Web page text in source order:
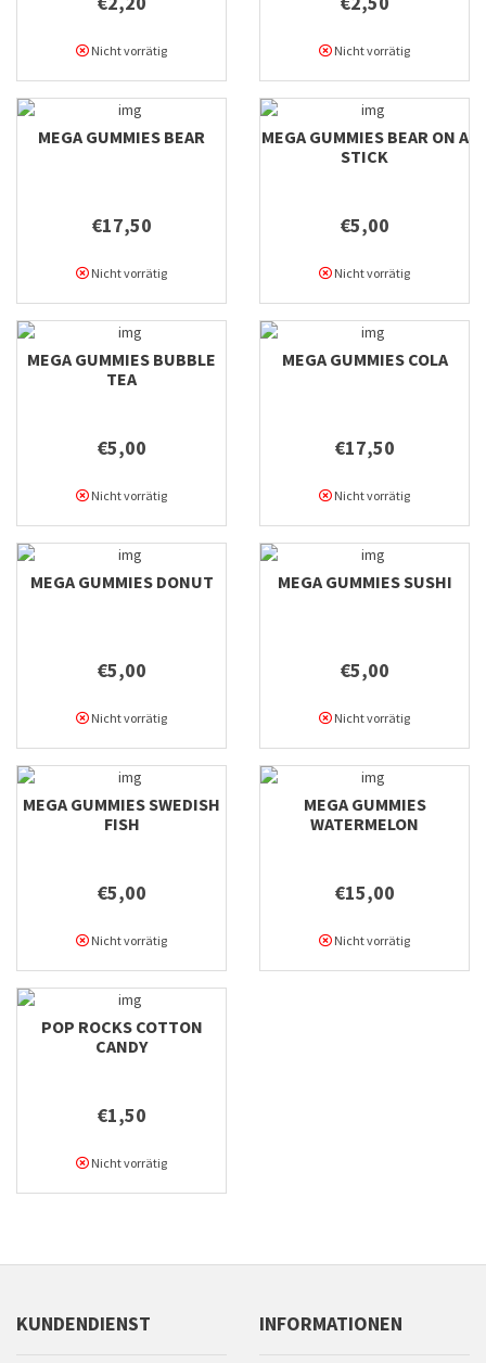
Nicht vorrätig Nicht vorrätig
MEGA GUMMIES BEAR
€17,50
Nicht vorrätig
MEGA GUMMIES BEAR ON A
STICK
€5,00
Nicht vorrätig
MEGA GUMMIES BUBBLE
TEA
€5,00
Nicht vorrätig
MEGA GUMMIES COLA
€17,50
Nicht vorrätig
MEGA GUMMIES DONUT
€5,00
Nicht vorrätig
MEGA GUMMIES SUSHI
€5,00
Nicht vorrätig
MEGA GUMMIES SWEDISH
FISH
€5,00
Nicht vorrätig
MEGA GUMMIES
WATERMELON
€15,00
Nicht vorrätig
POP ROCKS COTTON
CANDY
€1,50
Nicht vorrätig
KUNDENDIENST INFORMATIONEN